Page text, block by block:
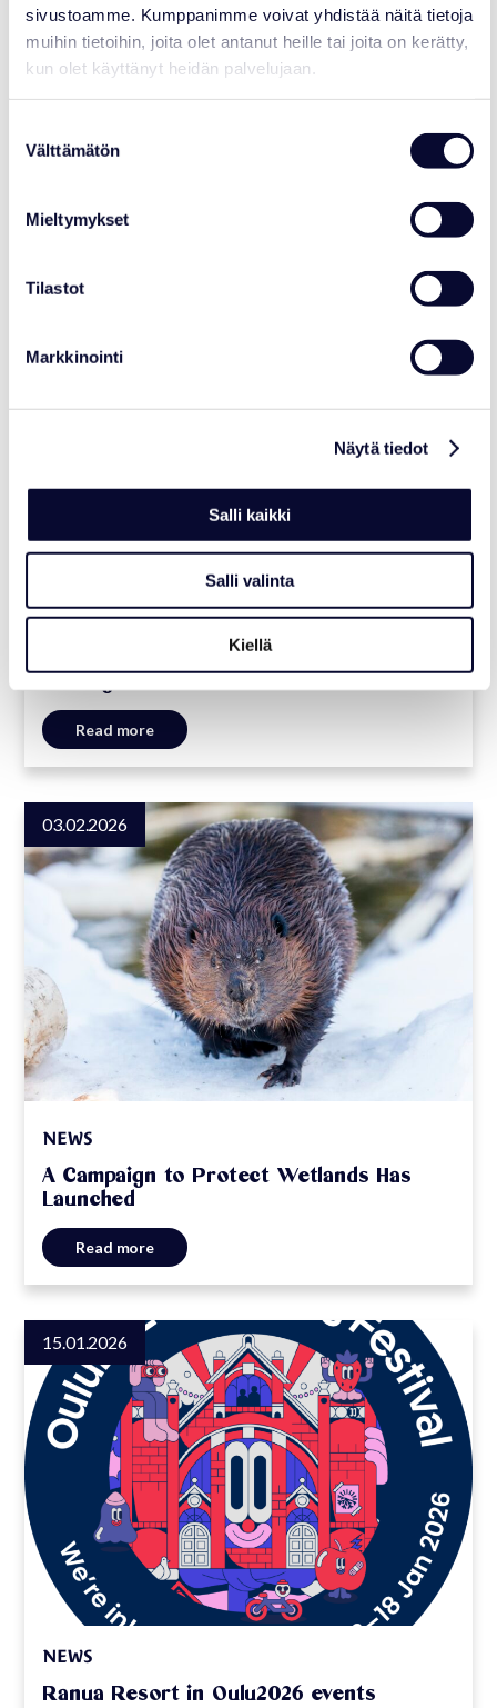
sivustoamme. Kumppanimme voivat yhdistää näitä tietoja
muihin tietoihin, joita olet antanut heille tai joita on kerätty,
kun olet käyttänyt heidän palvelujaan.
valinta
Välttämätön
Mieltymykset
Tilastot
Markkinointi
Näytä tiedot
Salli kaikki
Salli valinta
Kiellä
NEWS
New artwork "Guardian of the Ice"
unveiled at Ranua Resort
Read more
NEWS
Ranua Resort reports strong results
Read more
03.02.2026
NEWS
A Campaign to Protect Wetlands Has
Launched
Read more
15.01.2026
NEWS
Ranua Resort in Oulu2026 events